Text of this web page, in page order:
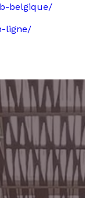
belgique/
ligne/